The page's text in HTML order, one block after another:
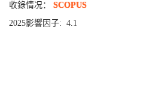
收錄情况： SCOPUS
2025影響因子: 4.1